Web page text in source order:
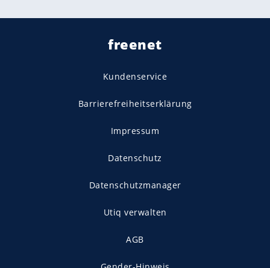
freenet
Kundenservice
Barrierefreiheitserklärung
Impressum
Datenschutz
Datenschutzmanager
Utiq verwalten
AGB